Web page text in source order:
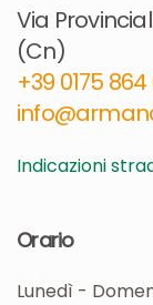
Via
(Cn)
+39 0175
Indicazioni
Orario
Lunedì -